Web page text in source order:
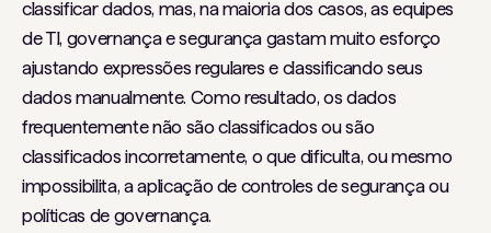
classificar dados, mas, na maioria dos casos, as equipes
de TI, governança e segurança gastam muito esforço
ajustando expressões regulares e classificando seus
dados manualmente. Como resultado, os dados
frequentemente não são classificados ou são
classificados incorretamente, o que dificulta, ou mesmo
impossibilita, a aplicação de controles de segurança ou
políticas de governança.